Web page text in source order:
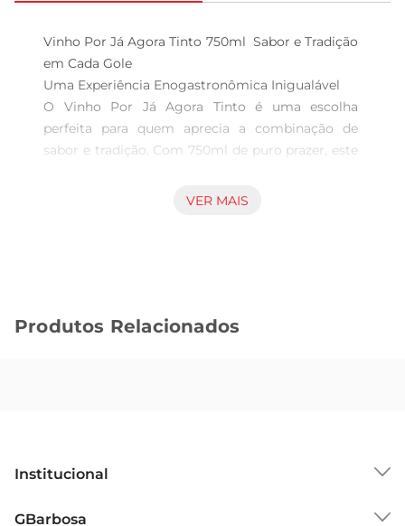
Vinho Por Já Agora Tinto 750ml  Sabor e Tradição
em Cada Gole
Uma Experiência Enogastronômica Inigualável
O Vinho Por Já Agora Tinto é uma escolha
perfeita para quem aprecia a combinação de
sabor e tradição. Com 750ml de puro prazer, este
ideal para acompanhar refeições ou para
Este vinho apresenta um perfil aromático
em um momento de relaxamento após um dia
Recomendações de Harmonização
VER MAIS
Produtos Relacionados
Institucional
GBarbosa